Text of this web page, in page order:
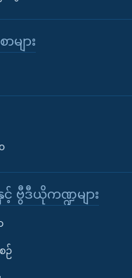
များ
ဗွီဒီယိုကဏ္ဍများ
ဉ်